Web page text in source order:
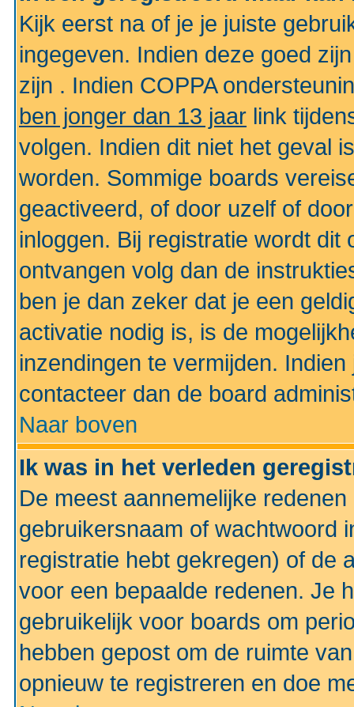
Kijk eerst na of je je juiste
ingegeven. Indien deze goed
zijn . Indien COPPA
ben jonger dan 13 jaar link
volgen. Indien dit niet het geval
worden. Sommige boards
geactiveerd, of door uzelf of
inloggen. Bij registratie wordt dit
ontvangen volg dan de
ben je dan zeker dat je een
activatie nodig is, is de
inzendingen te vermijden.
contacteer dan de board
Naar boven
Ik was in het verleden
De meest aannemelijke
gebruikersnaam of wachtwoord
registratie hebt gekregen) of de
voor een bepaalde redenen. Je
gebruikelijk voor boards om
hebben gepost om de ruimte
opnieuw te registreren en doe